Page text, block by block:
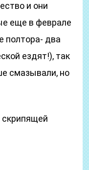
и они
еще в феврале
полтора- два
ездят!), так
смазывали, но
скрипящей